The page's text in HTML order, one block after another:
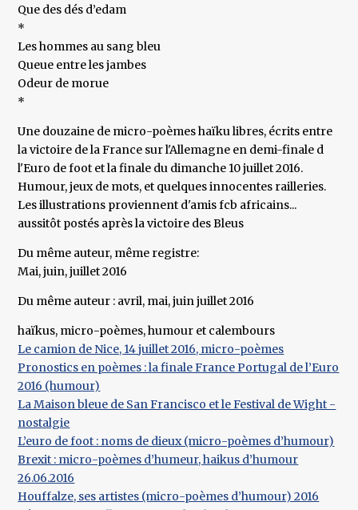
Que des dés d’edam
*
Les hommes au sang bleu
Queue entre les jambes
Odeur de morue
*
Une douzaine de micro-poèmes haïku libres, écrits entre
la victoire de la France sur l'Allemagne en demi-finale d
l'Euro de foot et la finale du dimanche 10 juillet 2016.
Humour, jeux de mots, et quelques innocentes railleries.
Les illustrations proviennent d'amis fcb africains...
aussitôt postés après la victoire des Bleus
Du même auteur, même registre:
Mai, juin, juillet 2016
Du même auteur : avril, mai, juin juillet 2016
haïkus, micro-poèmes, humour et calembours
Le camion de Nice, 14 juillet 2016, micro-poèmes
Pronostics en poèmes : la finale France Portugal de l’Euro
2016 (humour)
La Maison bleue de San Francisco et le Festival de Wight -
nostalgie
L’euro de foot : noms de dieux (micro-poèmes d’humour)
Brexit : micro-poèmes d’humeur, haikus d’humour
26.06.2016
Houffalze, ses artistes (micro-poèmes d’humour) 2016